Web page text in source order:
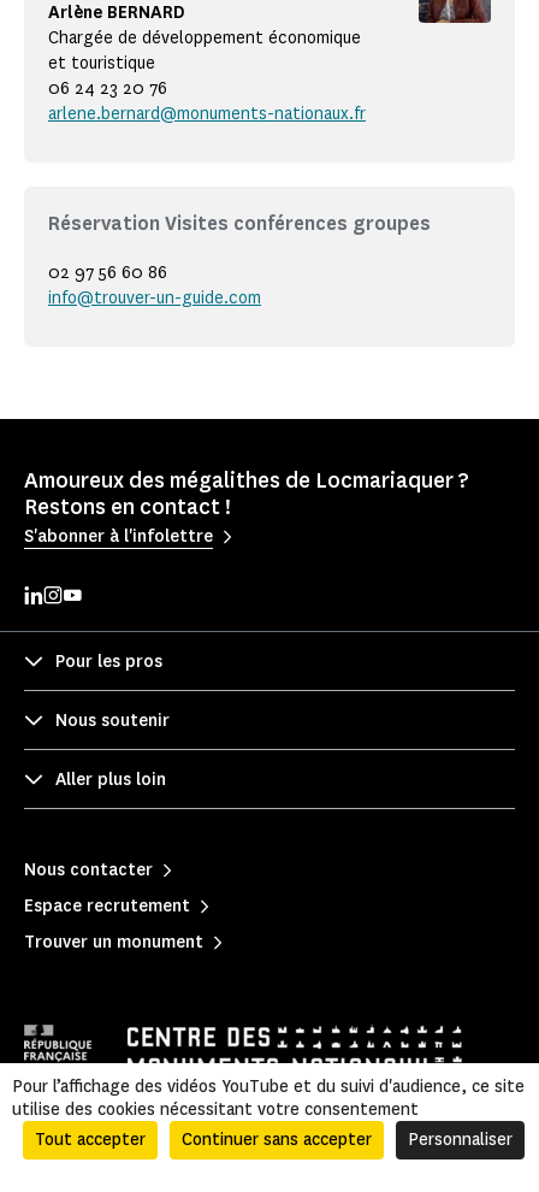
Arlène BERNARD
Chargée de développement économique
et touristique
06 24 23 20 76
arlene.bernard@monuments-nationaux.fr
Réservation Visites conférences groupes
02 97 56 60 86
info@trouver-un-guide.com
Amoureux des mégalithes de Locmariaquer ?
Restons en contact !
S'abonner à l'infolettre
Pour les pros
Nous soutenir
Aller plus loin
Nous contacter
Espace recrutement
Trouver un monument
Mentions légales Politique de confidentialité
|
Informations légales et administratives
| Plan du site
Pour l’affichage des vidéos YouTube et du suivi d'audience, ce site
utilise des cookies nécessitant votre consentement
Tout accepter
Continuer sans accepter Personnaliser